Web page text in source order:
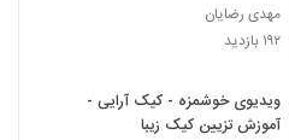
مهدی رضایان
۱۹۲ بازدید
ویدیوی خوشمزه - کیک آرایی -
آموزش تزیین کیک زیبا